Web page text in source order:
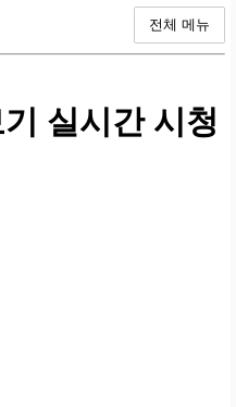
전체 메뉴
실시간 시청